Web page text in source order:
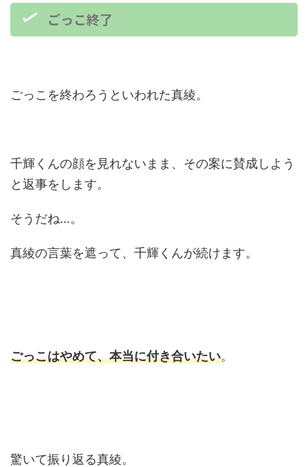
ごっこ終了
ごっこを終わろうといわれた真綾。
千輝くんの顔を見れないまま、その案に賛成しよう
と返事をします。
そうだね…。
真綾の言葉を遮って、千輝くんが続けます。
ごっこはやめて、本当に付き合いたい。
驚いて振り返る真綾。